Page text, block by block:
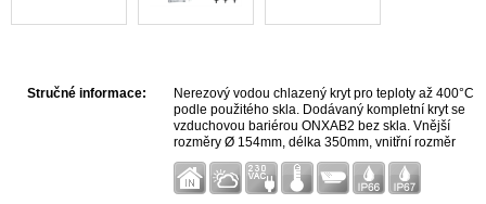
Stručné informace:
Nerezový vodou chlazený kryt pro teploty až 400°C
podle použitého skla. Dodávaný kompletní kryt se
vzduchovou bariérou ONXAB2 bez skla. Vnější
rozměry Ø 154mm, délka 350mm, vnitřní rozměr
78x78 a délka bez zdroje 345mm a se zdrojem
280mm. Tlak chladící vody min. 0,3 ~ 2,5Bar, filtrace
0,1 mikronů.